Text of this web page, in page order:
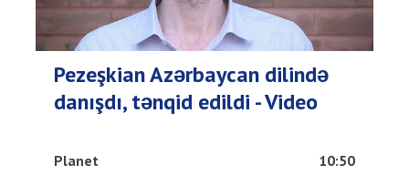
Pezeşkian Azərbaycan dilində
danışdı, tənqid edildi - Video
Planet 10:50